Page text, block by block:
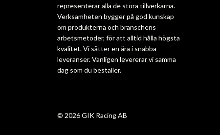
representerar alla de stora tillverkarna.
Verksamheten bygger på god kunskap
om produkterna och branschens
arbetsmetoder, för att alltid hålla högsta
kvalitet. Vi sätter en ära i snabba
leveranser. Vanligen levererar vi samma
dag som du beställer.
© 2026 GIK Racing AB